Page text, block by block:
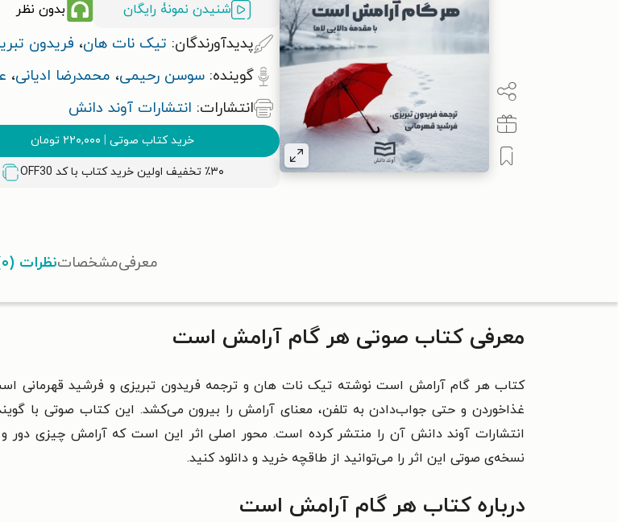
شنیدن نمونۀ رایگان بدون نظر
پدیدآورندگان: تیک نات هان، فریدون
گوینده: سوسن رحیمی، محمدرضا ادیانی،
انتشارات: انتشارات آوند دانش
خرید کتاب صوتی | ۲۲۰,۰۰۰ تومان
٪۳۰ تخفیف اولین خرید کتاب با کد OFF30
معرفیمشخصاتنظرات (۰)
معرفی کتاب صوتی هر گام آرامش است
کتاب هر گام آرامش است نوشته تیک نات هان و ترجمه فریدون تبریزی و فرشید قهرمانی
غذاخوردن و حتی جواب‌دادن به تلفن، معنای آرامش را بیرون می‌کشد. این کتاب صوتی با
انتشارات آوند دانش آن را منتشر کرده است. محور اصلی اثر این است که آرامش چیزی
نسخه‌ی صوتی این اثر را می‌توانید از طاقچه خرید و دانلود کنید.
درباره کتاب هر گام آرامش است